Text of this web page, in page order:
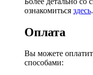
ознакомиться здесь.
Оплата
Вы можете
способами: